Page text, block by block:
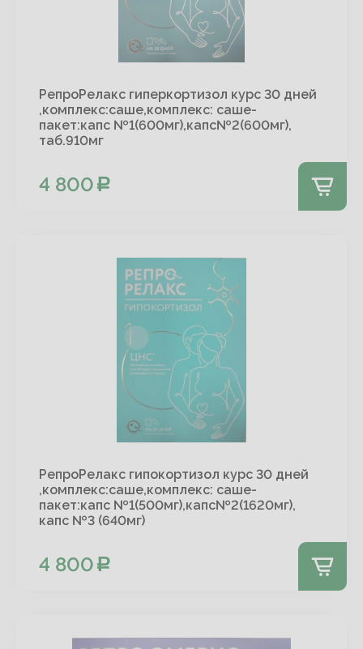
РепроРелакс гиперкортизол курс 30 дней
,комплекс:саше,комплекс: саше-
пакет:капс №1(600мг),капс№2(600мг),
таб.910мг
4 800
РепроРелакс гипокортизол курс 30 дней
,комплекс:саше,комплекс: саше-
пакет:капс №1(500мг),капс№2(1620мг),
капс №3 (640мг)
4 800